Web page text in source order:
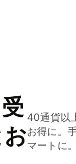
40通貨以
お得に。
マートに